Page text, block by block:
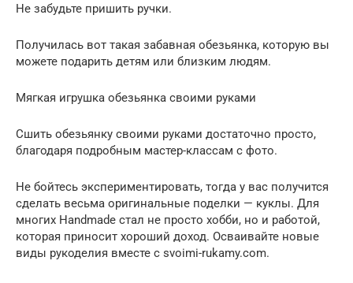
Не забудьте пришить ручки.
Получилась вот такая забавная обезьянка, которую вы
можете подарить детям или близким людям.
Мягкая игрушка обезьянка своими руками
Сшить обезьянку своими руками достаточно просто,
благодаря подробным мастер-классам с фото.
Не бойтесь экспериментировать, тогда у вас получится
сделать весьма оригинальные поделки — куклы. Для
многих Handmade стал не просто хобби, но и работой,
которая приносит хороший доход. Осваивайте новые
виды рукоделия вместе с svoimi-rukamy.com.